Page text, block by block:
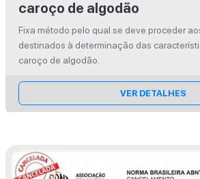
caroço de algodão
Fixa método pelo qual se deve proceder
destinados à determinação das
caroço de algodão.
VER DETALHES